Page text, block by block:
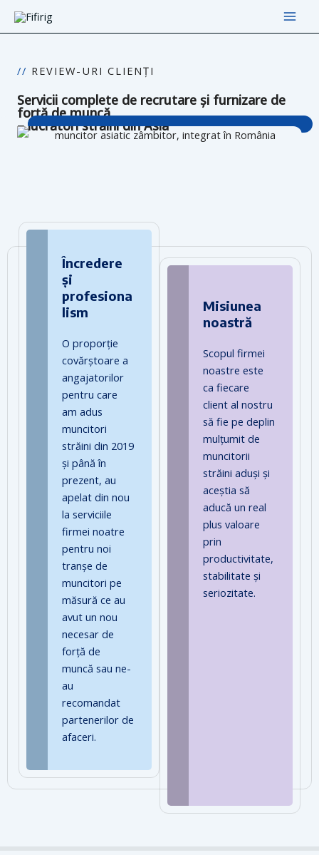
Skip
Main
// REVIEW-URI CLIENȚI
Servicii complete de recrutare și furnizare de
forță de muncă
– lucrători străini din Asia
Încredere
și
profesiona
lism
O proporție
covărștoare a
angajatorilor
pentru care
am adus
muncitori
străini din 2019
și până în
prezent, au
apelat din nou
la serviciile
firmei noatre
pentru noi
tranșe de
muncitori pe
măsură ce au
avut un nou
necesar de
forță de
muncă sau ne-
au
recomandat
partenerilor de
afaceri.
Misiunea
noastră
Scopul firmei
noastre este
ca fiecare
client al nostru
să fie pe deplin
mulțumit de
muncitorii
străini aduși și
aceștia să
aducă un real
plus valoare
prin
productivitate,
stabilitate și
seriozitate.